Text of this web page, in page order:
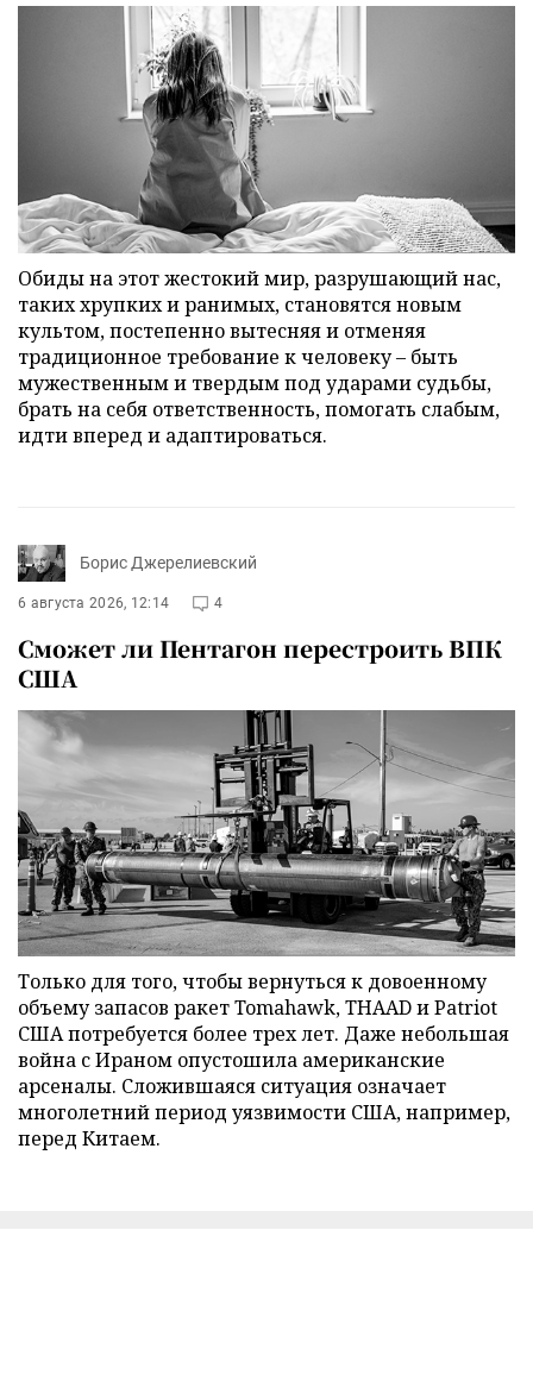
Обиды на этот жестокий мир, разрушающий нас,
таких хрупких и ранимых, становятся новым
культом, постепенно вытесняя и отменяя
традиционное требование к человеку – быть
мужественным и твердым под ударами судьбы,
брать на себя ответственность, помогать слабым,
идти вперед и адаптироваться.
Борис Джерелиевский
6 августа 2026, 12:14 4
Сможет ли Пентагон перестроить ВПК
США
Только для того, чтобы вернуться к довоенному
объему запасов ракет Tomahawk, THAAD и Patriot
США потребуется более трех лет. Даже небольшая
война с Ираном опустошила американские
арсеналы. Сложившаяся ситуация означает
многолетний период уязвимости США, например,
перед Китаем.